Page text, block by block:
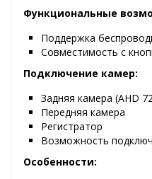
Функциональные
Поддержка
Совместимость с
Подключение камер:
Задняя камера (AHD
Передняя камера
Регистратор
Возможность
Особенности: